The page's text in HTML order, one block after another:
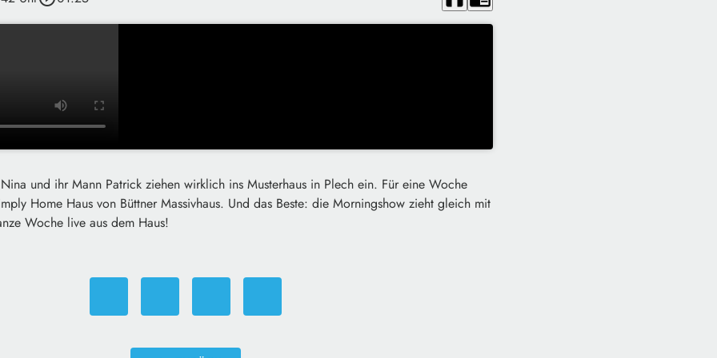
und ihr Mann Patrick ziehen wirklich ins Musterhaus in Plech ein. Für eine Woche
Home Haus von Büttner Massivhaus. Und das Beste: die Morningshow zieht gleich mit
Woche live aus dem Haus!